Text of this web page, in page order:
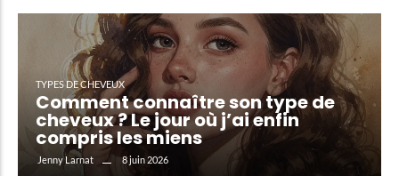
TYPES DE CHEVEUX
Comment connaître son type de
cheveux ? Le jour où j’ai enfin
compris les miens
Jenny Larnat 8 juin 2026